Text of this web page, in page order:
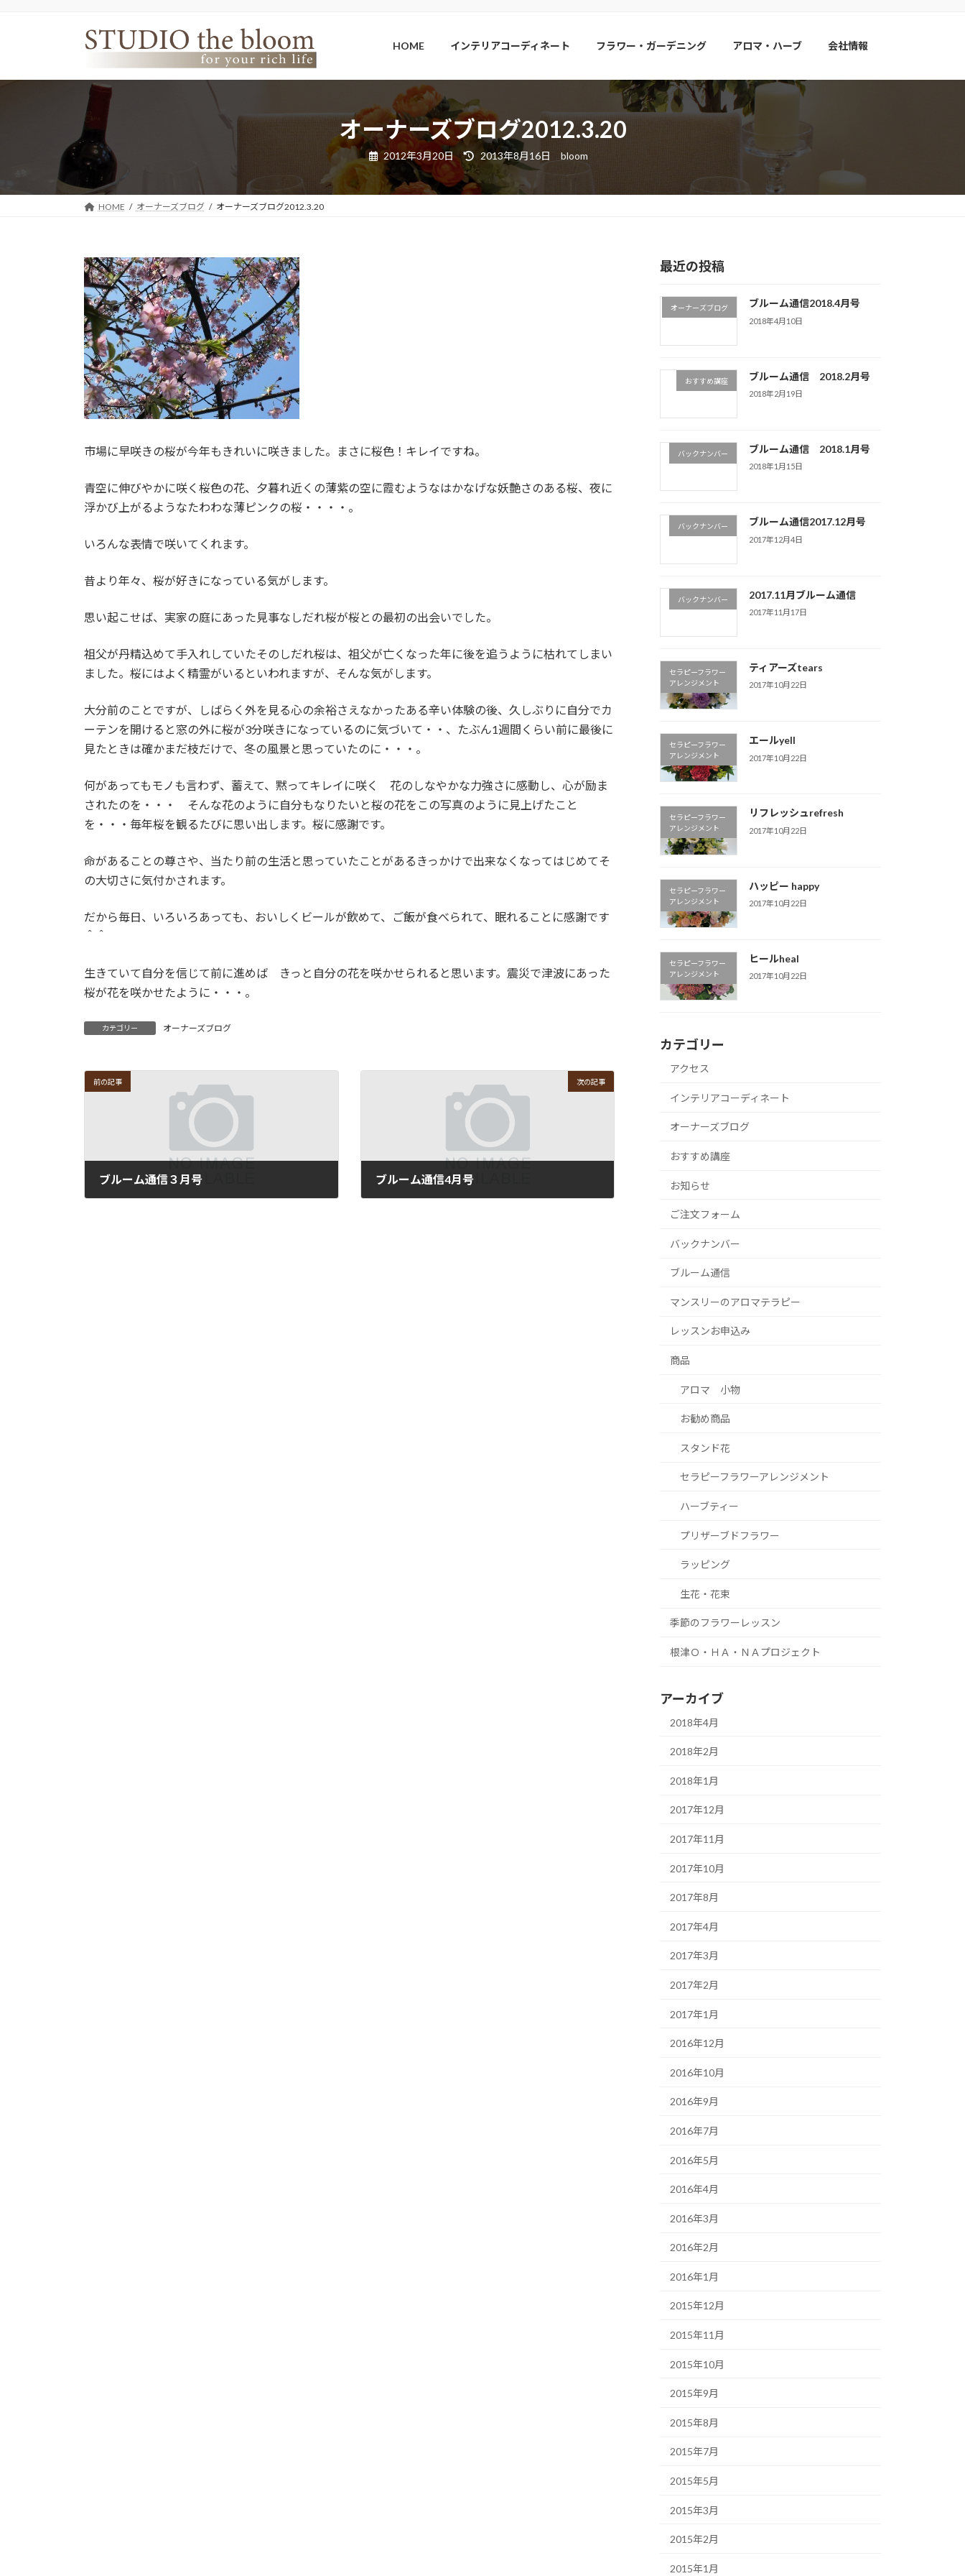
ツ
シ
HOME インテリアコーディネート フラワー・ガーデニング アロマ・ハーブ 会社情報
オーナーズブログ2012.3.20
2012年3月20日
最
新
日
2013年8月16日 bloom
HOME オーナーズブログ オーナーズブログ2012.3.20
市場に早咲きの桜が今年もきれいに咲きました。まさに桜色！キレイですね。
青空に伸びやかに咲く桜色の花、夕暮れ近くの薄紫の空に霞むようなはかなげな妖艶さのある桜、夜に
浮かび上がるようなたわわな薄ピンクの桜・・・・。
いろんな表情で咲いてくれます。
昔より年々、桜が好きになっている気がします。
思い起こせば、実家の庭にあった見事なしだれ桜が桜との最初の出会いでした。
祖父が丹精込めて手入れしていたそのしだれ桜は、祖父が亡くなった年に後を追うように枯れてしまい
ました。桜にはよく精霊がいるといわれますが、そんな気がします。
大分前のことですが、しばらく外を見る心の余裕さえなかったある辛い体験の後、久しぶりに自分でカ
ーテンを開けると窓の外に桜が3分咲きになっているのに気づいて・・、たぶん1週間くらい前に最後に
見たときは確かまだ枝だけで、冬の風景と思っていたのに・・・。
何があってもモノも言わず、蓄えて、黙ってキレイに咲く 花のしなやかな力強さに感動し、心が励ま
されたのを・・・ そんな花のように自分もなりたいと桜の花をこの写真のように見上げたこと
を・・・毎年桜を観るたびに思い出します。桜に感謝です。
命があることの尊さや、当たり前の生活と思っていたことがあるきっかけで出来なくなってはじめてそ
の大切さに気付かされます。
だから毎日、いろいろあっても、おいしくビールが飲めて、ご飯が食べられて、眠れることに感謝です
＾＾
生きていて自分を信じて前に進めば きっと自分の花を咲かせられると思います。震災で津波にあった
桜が花を咲かせたように・・・。
カテゴリー オーナーズブログ
前の記事
ブルーム通信３月号
次の記事
ブルーム通信4月号
最近の投稿
オーナーズブログ ブルーム通信2018.4月号
2018年4月10日
おすすめ講座 ブルーム通信 2018.2月号
2018年2月19日
バックナンバー ブルーム通信 2018.1月号
2018年1月15日
バックナンバー ブルーム通信2017.12月号
2017年12月4日
バックナンバー 2017.11月ブルーム通信
2017年11月17日
セラピーフラワー
アレンジメント
ティアーズtears
2017年10月22日
セラピーフラワー
アレンジメント
エールyell
2017年10月22日
セラピーフラワー
アレンジメント
リフレッシュrefresh
2017年10月22日
セラピーフラワー
アレンジメント
ハッピー happy
2017年10月22日
セラピーフラワー
アレンジメント
ヒールheal
2017年10月22日
カテゴリー
アクセス
インテリアコーディネート
オーナーズブログ
おすすめ講座
お知らせ
ご注文フォーム
バックナンバー
ブルーム通信
マンスリーのアロマテラピー
レッスンお申込み
商品
アロマ 小物
お勧め商品
スタンド花
セラピーフラワーアレンジメント
ハーブティー
プリザーブドフラワー
ラッピング
生花・花束
季節のフラワーレッスン
根津Ｏ・ＨＡ・ＮＡプロジェクト
アーカイブ
2018年4月
2018年2月
2018年1月
2017年12月
2017年11月
2017年10月
2017年8月
2017年4月
2017年3月
2017年2月
2017年1月
2016年12月
2016年10月
2016年9月
2016年7月
2016年5月
2016年4月
2016年3月
2016年2月
2016年1月
2015年12月
2015年11月
2015年10月
2015年9月
2015年8月
2015年7月
2015年5月
2015年3月
2015年2月
2015年1月